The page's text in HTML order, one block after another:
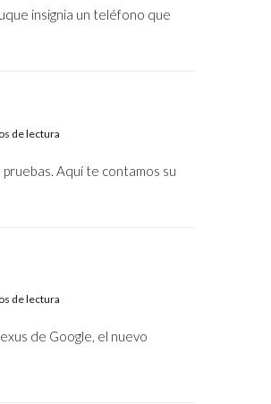
insignia un teléfono que
de lectura
Aquí te contamos su
de lectura
de Google, el nuevo